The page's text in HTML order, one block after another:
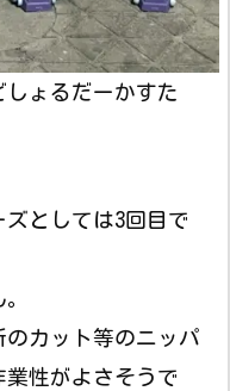
しょるだーかすた
としては3回目で
カット等のニッパ
性がよさそうで